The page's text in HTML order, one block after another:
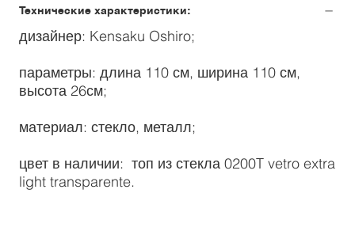
Технические характеристики:
дизайнер: Kensaku Oshiro;
параметры: длина 110 см, ширина 110 см,
высота 26см;
материал: стекло, металл;
цвет в наличии: топ из стекла 0200T vetro extra
light transparente.